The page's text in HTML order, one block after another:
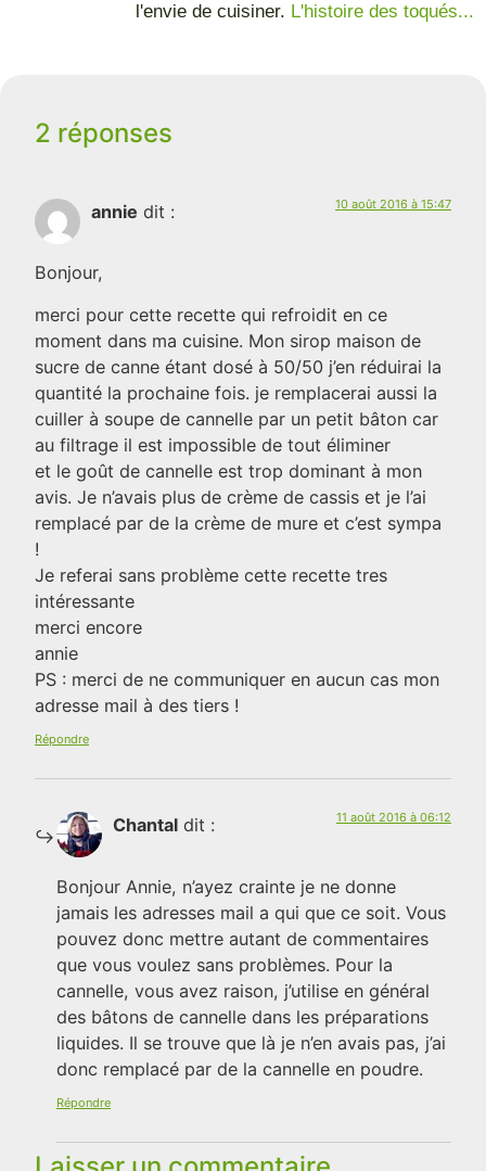
l'envie de cuisiner. L'histoire des toqués...
2 réponses
annie dit : 10 août 2016 à 15:47
Bonjour,
merci pour cette recette qui refroidit en ce
moment dans ma cuisine. Mon sirop maison de
sucre de canne étant dosé à 50/50 j’en réduirai la
quantité la prochaine fois. je remplacerai aussi la
cuiller à soupe de cannelle par un petit bâton car
au filtrage il est impossible de tout éliminer
et le goût de cannelle est trop dominant à mon
avis. Je n’avais plus de crème de cassis et je l’ai
remplacé par de la crème de mure et c’est sympa
!
Je referai sans problème cette recette tres
intéressante
merci encore
annie
PS : merci de ne communiquer en aucun cas mon
adresse mail à des tiers !
Répondre
Chantal dit : 11 août 2016 à 06:12
Bonjour Annie, n’ayez crainte je ne donne
jamais les adresses mail a qui que ce soit. Vous
pouvez donc mettre autant de commentaires
que vous voulez sans problèmes. Pour la
cannelle, vous avez raison, j’utilise en général
des bâtons de cannelle dans les préparations
liquides. Il se trouve que là je n’en avais pas, j’ai
donc remplacé par de la cannelle en poudre.
Répondre